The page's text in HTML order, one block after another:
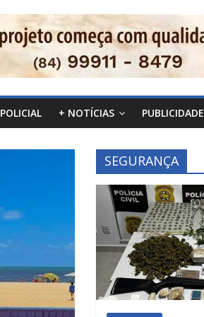
POLICIAL + NOTÍCIAS PUBLICIDADE
SEGURANÇA